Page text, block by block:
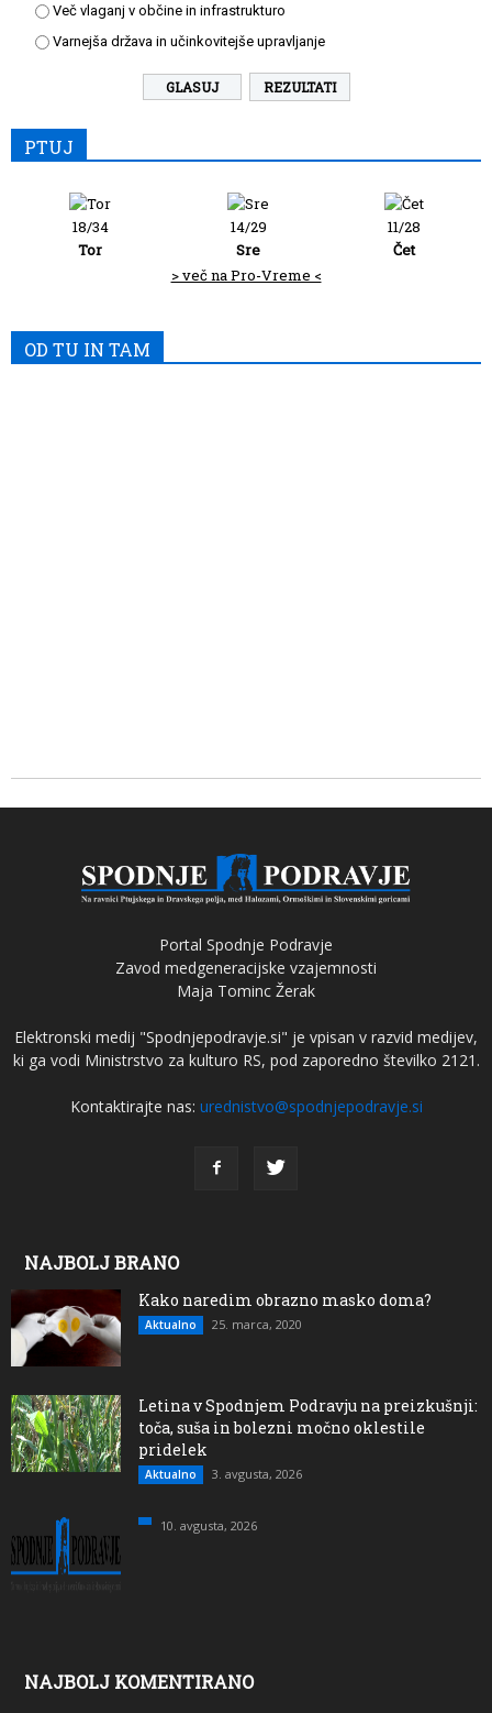
Več vlaganj v občine in infrastrukturo
Varnejša država in učinkovitejše upravljanje
REZULTATI
PTUJ
18/34
Tor
14/29
Sre
11/28
Čet
> več na Pro-Vreme <
OD TU IN TAM
Portal Spodnje Podravje
Zavod medgeneracijske vzajemnosti
Maja Tominc Žerak
Elektronski medij "Spodnjepodravje.si" je vpisan v razvid medijev,
ki ga vodi Ministrstvo za kulturo RS, pod zaporedno številko 2121.
Kontaktirajte nas: urednistvo@spodnjepodravje.si
NAJBOLJ BRANO
Kako naredim obrazno masko doma?
Aktualno 25. marca, 2020
Letina v Spodnjem Podravju na preizkušnji:
toča, suša in bolezni močno oklestile
pridelek
Aktualno 3. avgusta, 2026
10. avgusta, 2026
NAJBOLJ KOMENTIRANO